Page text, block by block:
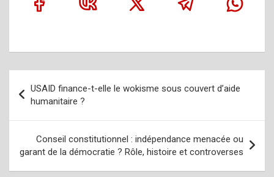
de
l’article
USAID finance-t-elle le wokisme sous couvert d’aide
humanitaire ?
Conseil constitutionnel : indépendance menacée ou
garant de la démocratie ? Rôle, histoire et controverses